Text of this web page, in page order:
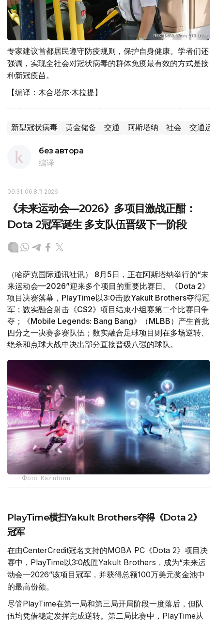
专家建议首都居民遵守防疫规则，保护自身健康。学者们还
强调，实现全社会对冠状病毒的群体免疫最有效的方式是接
种新冠疫苗。
【编译：木合塔尔·木拉提】
新型冠状病毒 黄金储备 交通 阿斯塔纳 社会 交通运
без автора
编译
09:31, 06 8月 2026
《未来运动会—2026》多项目激战正酣：
Dota 2冠军诞生 多支队伍晋级下一阶段
（哈萨克国际通讯社讯） 8月5日，正在阿斯塔纳举行的“未
来运动会—2026”迎来多个项目的重要比赛日。《Dota 2》
项目决赛落幕，PlayTime以3:0击败Yakult Brothers夺得冠
军；数实融合射击《CS2》项目结束小组赛第二个比赛日争
夺；《Mobile Legends: Bang Bang》（MLBB）产生首批
四分之一决赛参赛队伍；数实融合足球项目则在多场逆转、
绝杀和点球大战中决出部分直接晋级八强的球队。
Фото: Kazinform
PlayTime横扫Yakult Brothers夺得《Dota 2》
冠军
在由CenterCredit冠名支持的MOBA PC《Dota 2》项目决
赛中，PlayTime以3:0战胜Yakult Brothers，成为“未来运
动会—2026”该项目冠军，并获得总额100万美元奖金池中
的最高份额。
尽管PlayTime在第一局和第三局开局阶段一度落后，但队
伍均凭借稳定发挥完成逆转。第二局比赛中，PlayTime从